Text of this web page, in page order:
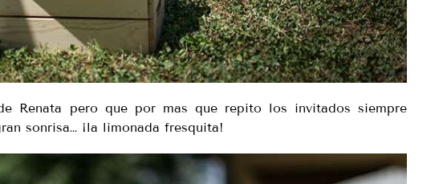
Renata pero que por mas que repito los invitados siempre
sonrisa… ¡la limonada fresquita!